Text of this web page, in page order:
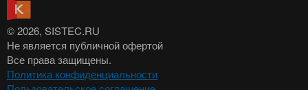
© 2026, SISTEC.RU
Не является публичной офертой
Все права защищены.
Политика конфиденциальности